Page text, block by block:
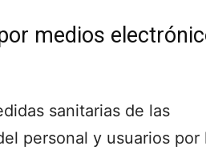
medios
sanitarias de las
personal y usuarios por